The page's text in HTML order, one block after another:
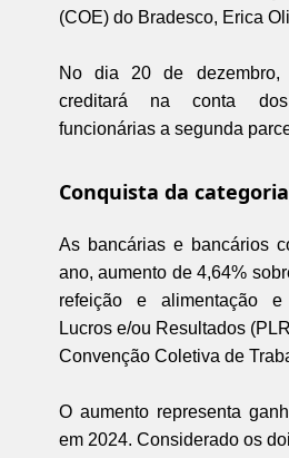
(COE) do Bradesco, Erica
No dia 20 de dezembro,
creditará na conta
funcionárias a segunda
Conquista da categoria
As bancárias e bancários
ano, aumento de 4,64%
refeição e alimentação
Lucros e/ou Resultados
Convenção Coletiva de
O aumento representa
em 2024. Considerado os